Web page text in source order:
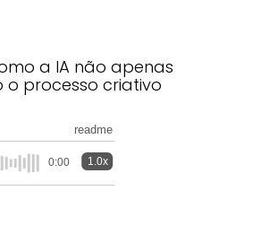
a IA não apenas
processo criativo
readme
0:00 1.0x